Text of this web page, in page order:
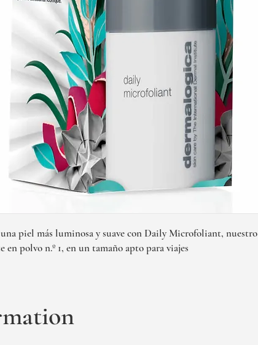
piel más luminosa y suave con Daily Microfoliant, nuestro
en polvo n.º 1, en un tamaño apto para viajes